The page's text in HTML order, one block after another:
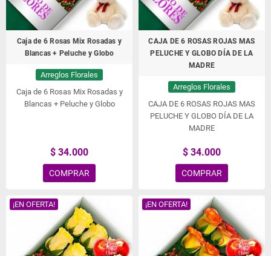
Caja de 6 Rosas Mix Rosadas y
Blancas + Peluche y Globo
Arreglos Florales
Caja de 6 Rosas Mix Rosadas y
Blancas + Peluche y Globo
$ 34.000
COMPRAR
CAJA DE 6 ROSAS ROJAS MAS
PELUCHE Y GLOBO DÍA DE LA
MADRE
Arreglos Florales
CAJA DE 6 ROSAS ROJAS MAS
PELUCHE Y GLOBO DÍA DE LA
MADRE
$ 34.000
COMPRAR
¡EN OFERTA! ¡EN OFERTA!